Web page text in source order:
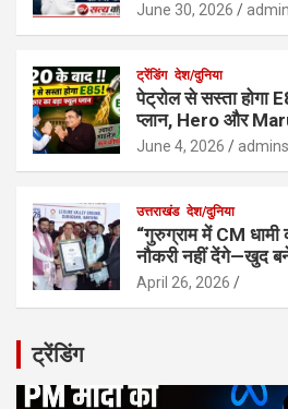
June 30, 2026
ट्रेंडिंग देश/दुनिया
पेट्रोल से सस्ता होगा
प्लान, Hero और
June 4, 2026
उत्तराखंड देश/दुनिया
“गुरुग्राम में CM धामी
नौकरी नहीं देंगे—खुद
April 26, 2026
ट्रेंडिंग